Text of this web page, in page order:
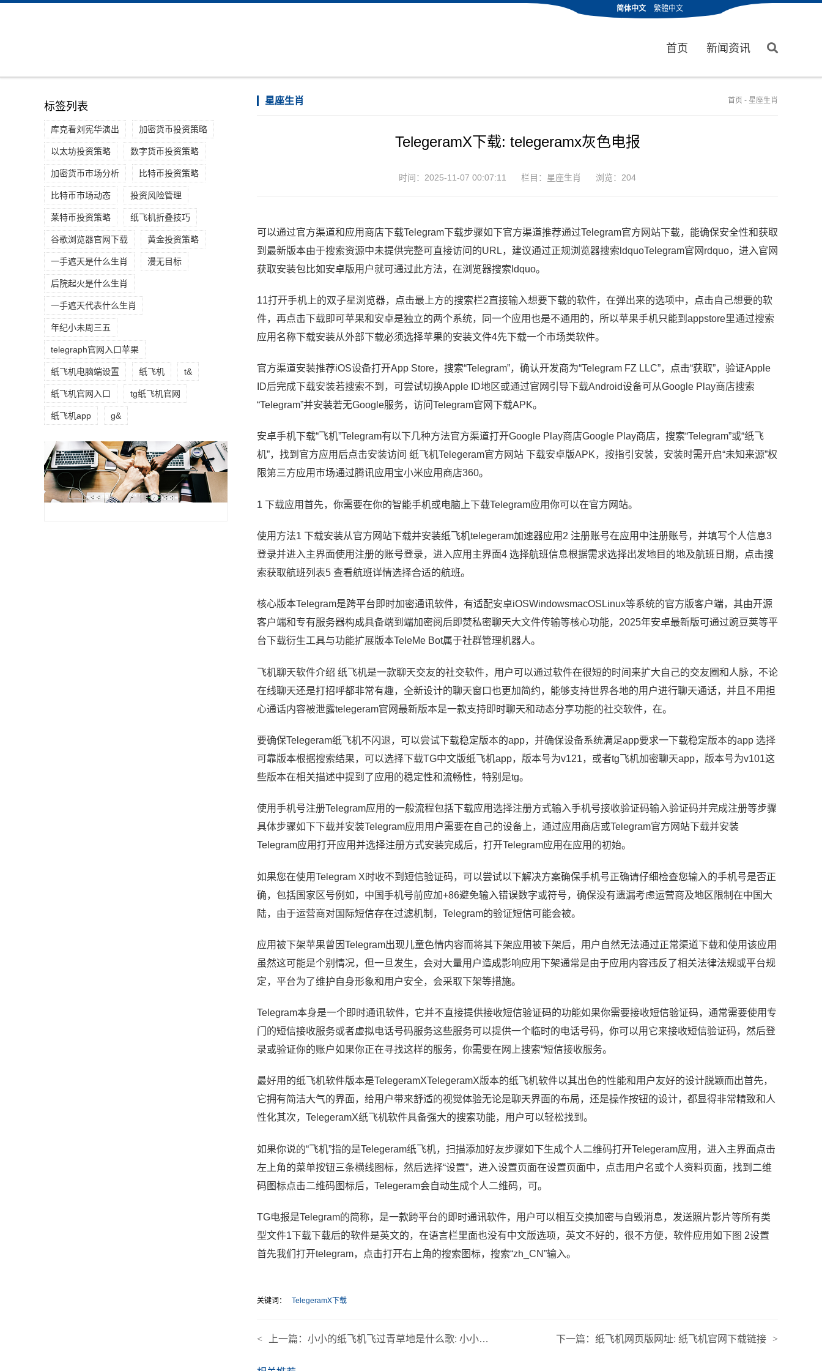
简体中文 繁體中文
首页 新闻资讯
标签列表
库克看刘宪华演出 加密货币投资策略
以太坊投资策略 数字货币投资策略
加密货币市场分析 比特币投资策略
比特币市场动态 投资风险管理
莱特币投资策略 纸飞机折叠技巧
谷歌浏览器官网下载 黄金投资策略
一手遮天是什么生肖 漫无目标
后院起火是什么生肖
一手遮天代表什么生肖
年纪小未周三五
telegraph官网入口苹果
纸飞机电脑端设置 纸飞机 t&
纸飞机官网入口 tg纸飞机官网
纸飞机app g&
星座生肖 首页 - 星座生肖
TelegeramX下载: telegeramx灰色电报
时间：2025-11-07 00:07:11 栏目： 星座生肖 浏览：204
可以通过官方渠道和应用商店下载Telegram下载步骤如下官方渠道推荐通过Telegram官方网站下载，能确保安全性和获取
到最新版本由于搜索资源中未提供完整可直接访问的URL，建议通过正规浏览器搜索ldquoTelegram官网rdquo，进入官网
获取安装包比如安卓版用户就可通过此方法，在浏览器搜索ldquo。
11打开手机上的双子星浏览器，点击最上方的搜索栏2直接输入想要下载的软件，在弹出来的选项中，点击自己想要的软
件，再点击下载即可苹果和安卓是独立的两个系统，同一个应用也是不通用的，所以苹果手机只能到appstore里通过搜索
应用名称下载安装从外部下载必须选择苹果的安装文件4先下载一个市场类软件。
官方渠道安装推荐iOS设备打开App Store，搜索“Telegram”，确认开发商为“Telegram FZ LLC”，点击“获取”，验证Apple
ID后完成下载安装若搜索不到，可尝试切换Apple ID地区或通过官网引导下载Android设备可从Google Play商店搜索
“Telegram”并安装若无Google服务，访问Telegram官网下载APK。
安卓手机下载“飞机”Telegram有以下几种方法官方渠道打开Google Play商店Google Play商店，搜索“Telegram”或“纸飞
机”，找到官方应用后点击安装访问 纸飞机Telegeram官方网站 下载安卓版APK，按指引安装，安装时需开启“未知来源”权
限第三方应用市场通过腾讯应用宝小米应用商店360。
1 下载应用首先，你需要在你的智能手机或电脑上下载Telegram应用你可以在官方网站。
使用方法1 下载安装从官方网站下载并安装纸飞机telegeram加速器应用2 注册账号在应用中注册账号，并填写个人信息3
登录并进入主界面使用注册的账号登录，进入应用主界面4 选择航班信息根据需求选择出发地目的地及航班日期，点击搜
索获取航班列表5 查看航班详情选择合适的航班。
核心版本Telegram是跨平台即时加密通讯软件，有适配安卓iOSWindowsmacOSLinux等系统的官方版客户端，其由开源
客户端和专有服务器构成具备端到端加密阅后即焚私密聊天大文件传输等核心功能，2025年安卓最新版可通过豌豆荚等平
台下载衍生工具与功能扩展版本TeleMe Bot属于社群管理机器人。
飞机聊天软件介绍 纸飞机是一款聊天交友的社交软件，用户可以通过软件在很短的时间来扩大自己的交友圈和人脉，不论
在线聊天还是打招呼都非常有趣，全新设计的聊天窗口也更加简约，能够支持世界各地的用户进行聊天通话，并且不用担
心通话内容被泄露telegeram官网最新版本是一款支持即时聊天和动态分享功能的社交软件，在。
要确保Telegeram纸飞机不闪退，可以尝试下载稳定版本的app，并确保设备系统满足app要求一下载稳定版本的app 选择
可靠版本根据搜索结果，可以选择下载TG中文版纸飞机app，版本号为v121，或者tg飞机加密聊天app，版本号为v101这
些版本在相关描述中提到了应用的稳定性和流畅性，特别是tg。
使用手机号注册Telegram应用的一般流程包括下载应用选择注册方式输入手机号接收验证码输入验证码并完成注册等步骤
具体步骤如下下载并安装Telegram应用用户需要在自己的设备上，通过应用商店或Telegram官方网站下载并安装
Telegram应用打开应用并选择注册方式安装完成后，打开Telegram应用在应用的初始。
如果您在使用Telegram X时收不到短信验证码，可以尝试以下解决方案确保手机号正确请仔细检查您输入的手机号是否正
确，包括国家区号例如，中国手机号前应加+86避免输入错误数字或符号，确保没有遗漏考虑运营商及地区限制在中国大
陆，由于运营商对国际短信存在过滤机制，Telegram的验证短信可能会被。
应用被下架苹果曾因Telegram出现儿童色情内容而将其下架应用被下架后，用户自然无法通过正常渠道下载和使用该应用
虽然这可能是个别情况，但一旦发生，会对大量用户造成影响应用下架通常是由于应用内容违反了相关法律法规或平台规
定，平台为了维护自身形象和用户安全，会采取下架等措施。
Telegram本身是一个即时通讯软件，它并不直接提供接收短信验证码的功能如果你需要接收短信验证码，通常需要使用专
门的短信接收服务或者虚拟电话号码服务这些服务可以提供一个临时的电话号码，你可以用它来接收短信验证码，然后登
录或验证你的账户如果你正在寻找这样的服务，你需要在网上搜索“短信接收服务。
最好用的纸飞机软件版本是TelegeramXTelegeramX版本的纸飞机软件以其出色的性能和用户友好的设计脱颖而出首先，
它拥有简洁大气的界面，给用户带来舒适的视觉体验无论是聊天界面的布局，还是操作按钮的设计，都显得非常精致和人
性化其次，TelegeramX纸飞机软件具备强大的搜索功能，用户可以轻松找到。
如果你说的“飞机”指的是Telegeram纸飞机，扫描添加好友步骤如下生成个人二维码打开Telegeram应用，进入主界面点击
左上角的菜单按钮三条横线图标，然后选择“设置”，进入设置页面在设置页面中，点击用户名或个人资料页面，找到二维
码图标点击二维码图标后，Telegeram会自动生成个人二维码，可。
TG电报是Telegram的简称，是一款跨平台的即时通讯软件，用户可以相互交换加密与自毁消息，发送照片影片等所有类
型文件1下载下载后的软件是英文的，在语言栏里面也没有中文版选项，英文不好的，很不方便，软件应用如下图 2设置
首先我们打开telegram，点击打开右上角的搜索图标，搜索“zh_CN”输入。
关键词： TelegeramX下载
< 上一篇： 小小的纸飞机飞过青草地是什么歌: 小小的纸飞机飞过青草地是哪一首歌 >
下一篇： 纸飞机网页版网址: 纸飞机官网下载链接